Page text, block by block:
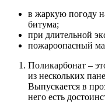
в жаркую погоду
битума;
при длительной
пожароопасный
Поликарбонат –
из нескольких
Выпускается в
него есть